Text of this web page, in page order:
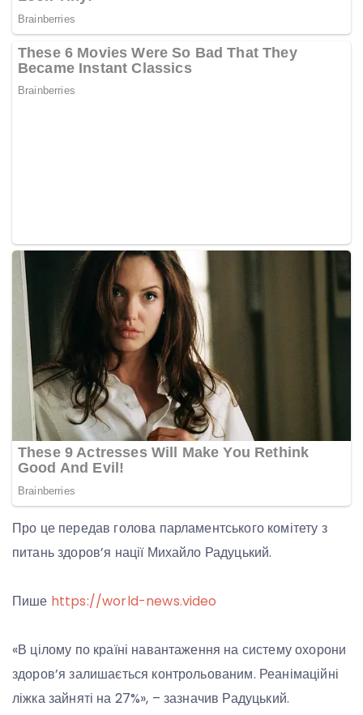
Про це передав голова парламентського комітету з
питань здоров’я нації Михайло Радуцький.
Пише https://world-news.video
«В цілому по країні навантаження на систему охорони
здоров’я залишається контрольованим. Реанімаційні
ліжка зайняті на 27%», – зазначив Радуцький.